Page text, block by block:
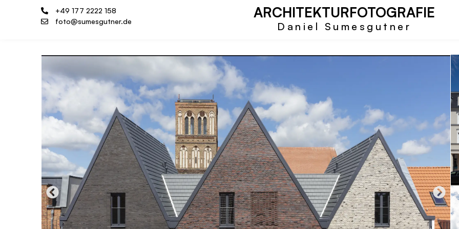
+49 177 2222 158
foto@sumesgutner.de
ARCHITEKTURFOTOGRAFIE
Daniel Sumesgutner